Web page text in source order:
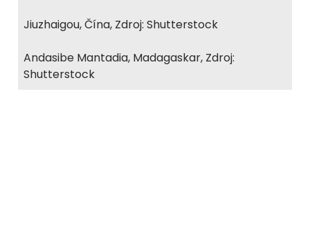
Jiuzhaigou, Čína, Zdroj: Shutterstock
Andasibe Mantadia, Madagaskar, Zdroj:
Shutterstock